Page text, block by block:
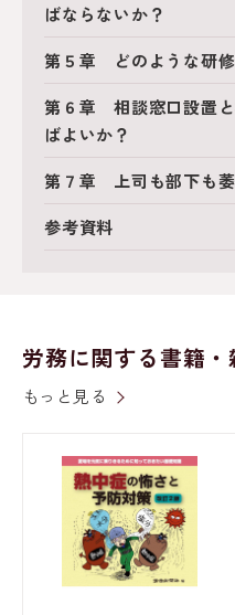
ばならないか？
第５章 どのような研修
第６章 相談窓口設置
ばよいか？
第７章 上司も部下も萎
参考資料
労務に関する書籍・
もっと見る